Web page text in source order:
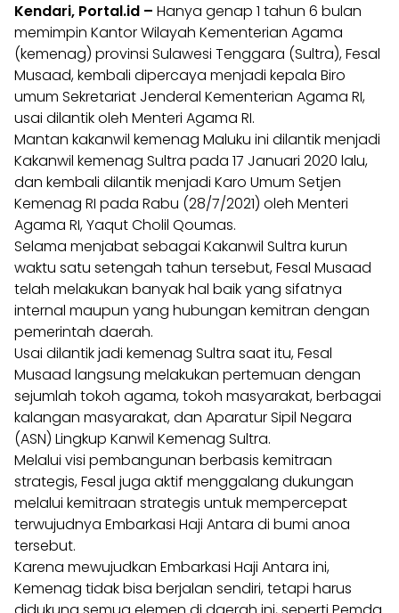
Kendari, Portal.id – Hanya genap 1 tahun 6 bulan
memimpin Kantor Wilayah Kementerian Agama
(kemenag) provinsi Sulawesi Tenggara (Sultra), Fesal
Musaad, kembali dipercaya menjadi kepala Biro
umum Sekretariat Jenderal Kementerian Agama RI,
usai dilantik oleh Menteri Agama RI.
Mantan kakanwil kemenag Maluku ini dilantik menjadi
Kakanwil kemenag Sultra pada 17 Januari 2020 lalu,
dan kembali dilantik menjadi Karo Umum Setjen
Kemenag RI pada Rabu (28/7/2021) oleh Menteri
Agama RI, Yaqut Cholil Qoumas.
Selama menjabat sebagai Kakanwil Sultra kurun
waktu satu setengah tahun tersebut, Fesal Musaad
telah melakukan banyak hal baik yang sifatnya
internal maupun yang hubungan kemitran dengan
pemerintah daerah.
Usai dilantik jadi kemenag Sultra saat itu, Fesal
Musaad langsung melakukan pertemuan dengan
sejumlah tokoh agama, tokoh masyarakat, berbagai
kalangan masyarakat, dan Aparatur Sipil Negara
(ASN) Lingkup Kanwil Kemenag Sultra.
Melalui visi pembangunan berbasis kemitraan
strategis, Fesal juga aktif menggalang dukungan
melalui kemitraan strategis untuk mempercepat
terwujudnya Embarkasi Haji Antara di bumi anoa
tersebut.
Karena mewujudkan Embarkasi Haji Antara ini,
Kemenag tidak bisa berjalan sendiri, tetapi harus